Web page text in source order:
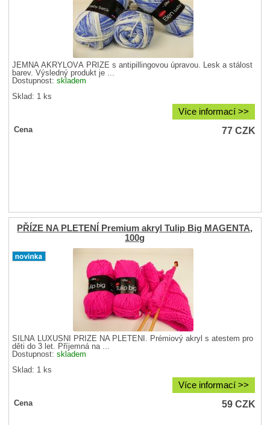
JEMNÁ AKRYLOVÁ PŘÍZE s antipillingovou úpravou. Lesk a stálost
barev. Výsledný produkt je ...
Dostupnost:skladem
Sklad: 1 ks
Více informací >>
Cena 77CZK
PŘÍZE NA PLETENÍ Premium akryl Tulip Big MAGENTA,
100g
SILNÁ LUXUSNÍ PŘÍZE NA PLETENÍ. Prémiový akryl s atestem pro
děti do 3 let. Příjemná na ...
Dostupnost:skladem
Sklad: 1 ks
Více informací >>
Cena 59CZK